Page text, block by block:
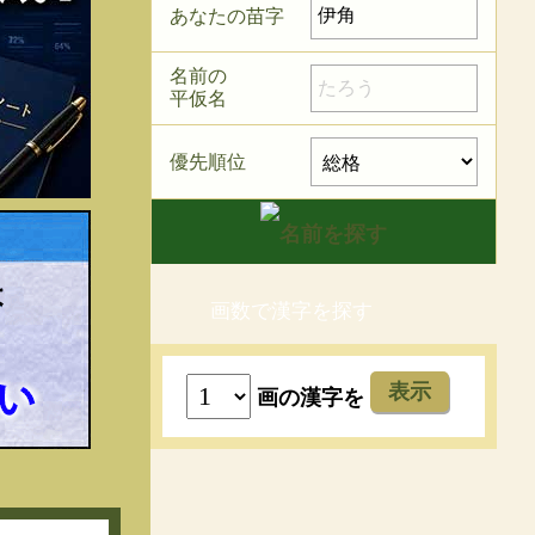
あなたの苗字
名前の
平仮名
優先順位
画数で漢字を探す
画の漢字を 表示